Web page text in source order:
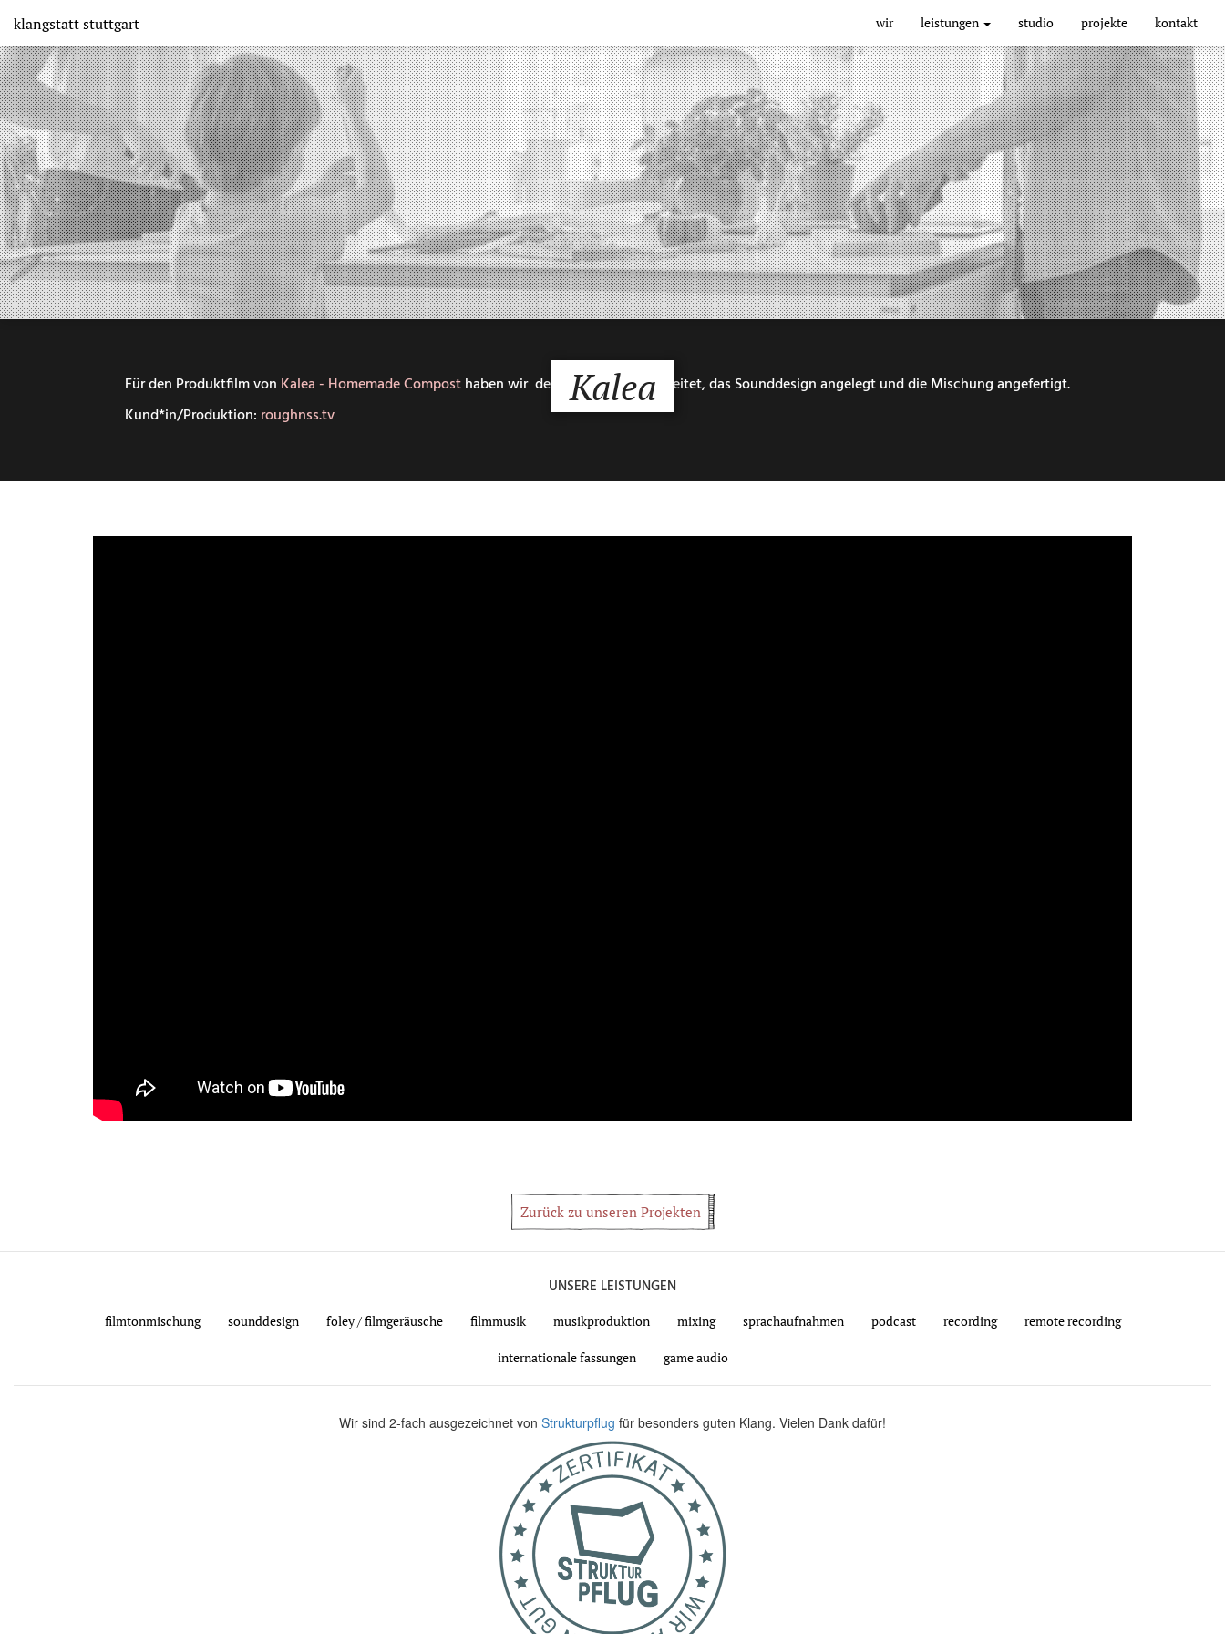
zum
Inhalt
klangstattstuttgart Main
navigation
wir leistungen studio projekte kontakt
Kalea
Für den Produktfilm von Kalea - Homemade Composthaben wir den Originalton bearbeitet, das Sounddesign angelegt und die Mischung angefertigt.
Kund*in/Produktion: roughnss.tv
Zurück zu unseren Projekten
UNSERE LEISTUNGEN
filmtonmischung sounddesign foley / filmgeräusche filmmusik musikproduktion mixing sprachaufnahmen podcast recording remote recording
internationale fassungen game audio
Wir sind 2-fach ausgezeichnet von Strukturpflug für besonders guten Klang. Vielen Dank dafür!